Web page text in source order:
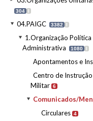
304 I
04.PAIGC 3382 I
1.Organização Política
Administrativa
1080 I
Apontamentos e
Centro de
Militar 6
Comunicados/
Circulares 4